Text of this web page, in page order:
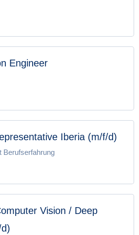
Engineer
Iberia (m/f/d)
Berufserfahrung
Vision / Deep